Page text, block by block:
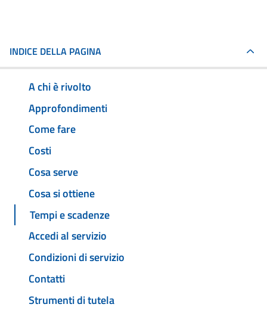
INDICE DELLA PAGINA
A chi è rivolto
Approfondimenti
Come fare
Costi
Cosa serve
Cosa si ottiene
Tempi e scadenze
Accedi al servizio
Condizioni di servizio
Contatti
Strumenti di tutela